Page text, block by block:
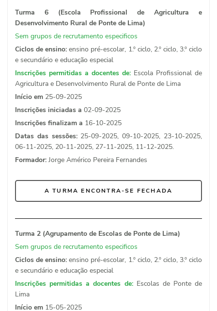
Turma 6 (Escola Profissional de Agricultura e
Desenvolvimento Rural de Ponte de Lima)
Sem grupos de recrutamento especificos
Ciclos de ensino: ensino pré-escolar, 1.º ciclo, 2.º ciclo, 3.º ciclo
e secundário e educação especial
Inscrições permitidas a docentes de: Escola Profissional de
Agricultura e Desenvolvimento Rural de Ponte de Lima
Início em 25-09-2025
Inscrições iniciadas a 02-09-2025
Inscrições finalizam a 16-10-2025
Datas das sessões: 25-09-2025, 09-10-2025, 23-10-2025,
06-11-2025, 20-11-2025, 27-11-2025, 11-12-2025.
Formador: Jorge Américo Pereira Fernandes
A TURMA ENCONTRA-SE FECHADA
Turma 2 (Agrupamento de Escolas de Ponte de Lima)
Sem grupos de recrutamento especificos
Ciclos de ensino: ensino pré-escolar, 1.º ciclo, 2.º ciclo, 3.º ciclo
e secundário e educação especial
Inscrições permitidas a docentes de: Escolas de Ponte de
Lima
Início em 15-05-2025